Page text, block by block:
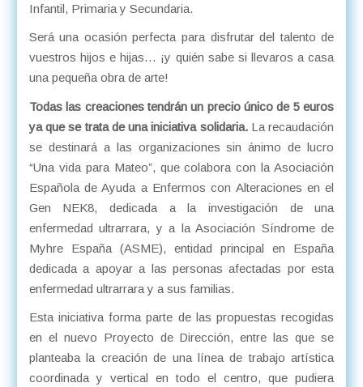
Infantil, Primaria y Secundaria.
Será una ocasión perfecta para disfrutar del talento de
vuestros hijos e hijas… ¡y quién sabe si llevaros a casa
una pequeña obra de arte!
Todas las creaciones tendrán un precio único de 5 euros
ya que se trata de una iniciativa solidaria.La recaudación
se destinará a las organizaciones sin ánimo de lucro
“Una vida para Mateo”, que colabora con la Asociación
Española de Ayuda a Enfermos con Alteraciones en el
Gen NEK8, dedicada a la investigación de una
enfermedad ultrarrara, y a la Asociación Síndrome de
Myhre España (ASME), entidad principal en España
dedicada a apoyar a las personas afectadas por esta
enfermedad ultrarrara y a sus familias.
Esta iniciativa forma parte de las propuestas recogidas
en el nuevo Proyecto de Dirección, entre las que se
planteaba la creación de una línea de trabajo artística
coordinada y vertical en todo el centro, que pudiera